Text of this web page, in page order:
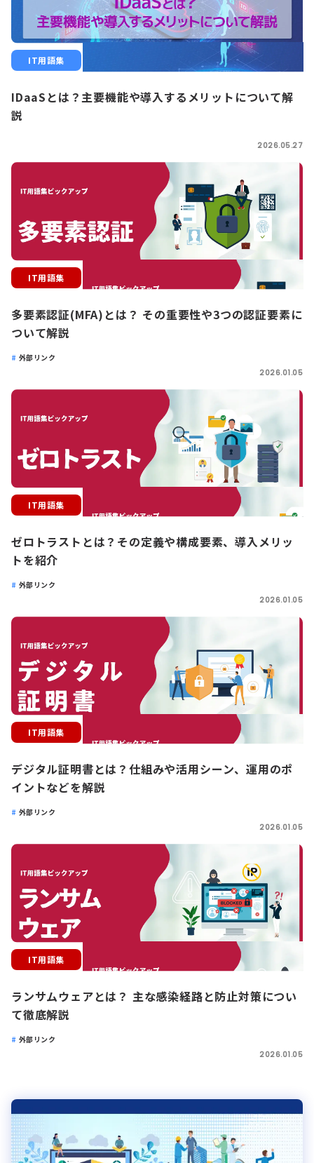
IT用語集
IDaaSとは？主要機能や導入するメリットについて解
説
2026.05.27
IT用語集
多要素認証(MFA)とは？ その重要性や3つの認証要素に
ついて解説
外部リンク
2026.01.05
IT用語集
ゼロトラストとは？その定義や構成要素、導入メリッ
トを紹介
外部リンク
2026.01.05
IT用語集
デジタル証明書とは？仕組みや活用シーン、運用のポ
イントなどを解説
外部リンク
2026.01.05
IT用語集
ランサムウェアとは？ 主な感染経路と防止対策につい
て徹底解説
外部リンク
2026.01.05